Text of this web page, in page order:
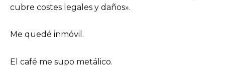
cubre costes legales y daños».
Me quedé inmóvil.
El café me supo metálico.